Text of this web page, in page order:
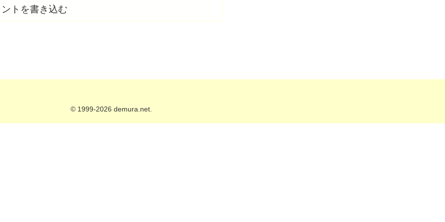
ントを書き込む
© 1999-2026 demura.net.